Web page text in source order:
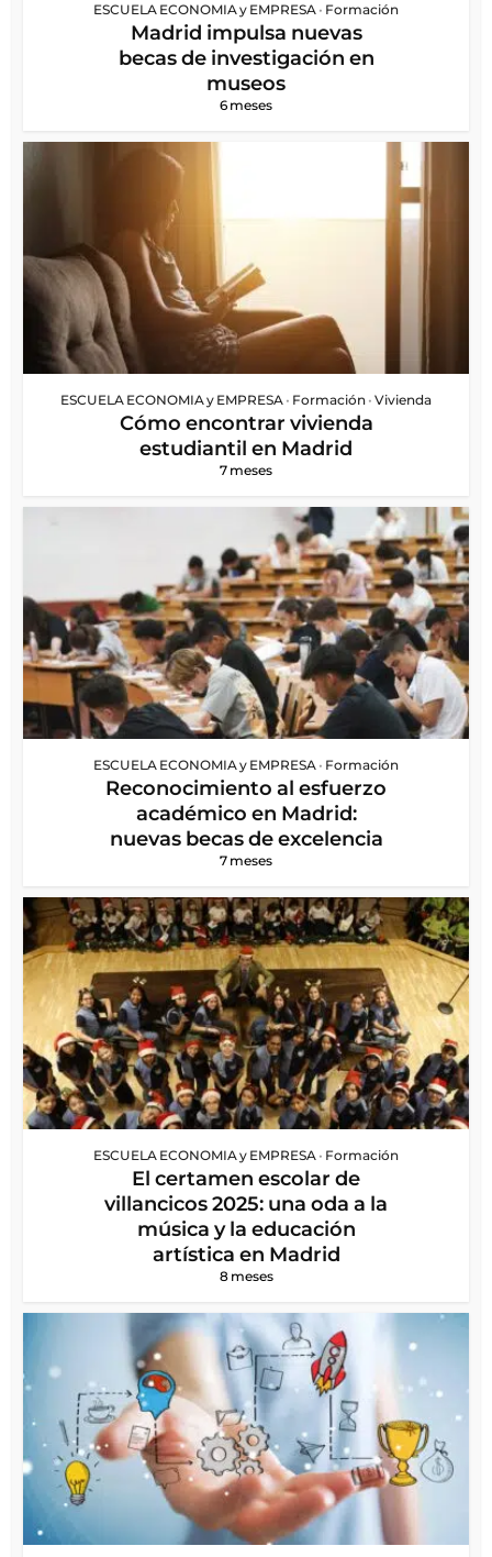
ESCUELA ECONOMIA y EMPRESA • Formación
Madrid impulsa nuevas
becas de investigación en
museos
6 meses
ESCUELA ECONOMIA y EMPRESA • Formación • Vivienda
Cómo encontrar vivienda
estudiantil en Madrid
7 meses
ESCUELA ECONOMIA y EMPRESA • Formación
Reconocimiento al esfuerzo
académico en Madrid:
nuevas becas de excelencia
7 meses
ESCUELA ECONOMIA y EMPRESA • Formación
El certamen escolar de
villancicos 2025: una oda a la
música y la educación
artística en Madrid
8 meses